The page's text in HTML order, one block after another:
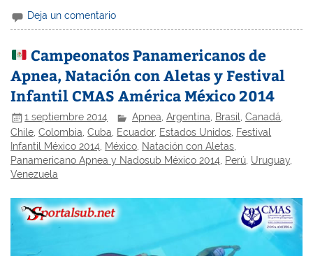
Deja un comentario
Campeonatos Panamericanos de
Apnea, Natación con Aletas y Festival
Infantil CMAS América México 2014
1 septiembre 2014 Apnea,Argentina, Brasil,Canadá,
Chile ,Colombia ,Cuba Ecuador, Estados Unidos Festival
Infantil México 2014 México Natación con Aletas
Panamericano Apnea y Nadosub México 2014 Perú Uruguay
Venezuela